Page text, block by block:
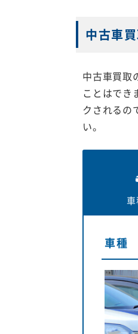
中古車
中古車買取
ことはでき
クされるの
い。
車
車種